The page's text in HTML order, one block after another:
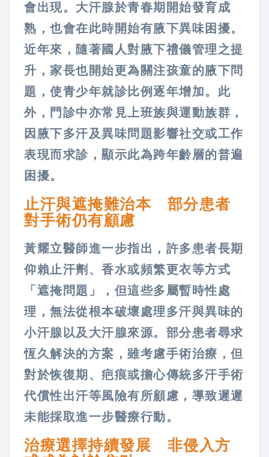
會出現。大汗腺於青春期開始發育成
熟，也會在此時開始有腋下異味困擾。
近年來，隨著國人對腋下禮儀管理之提
升，家長也開始更為關注孩童的腋下問
題，使青少年就診比例逐年增加。此
外，門診中亦常見上班族與運動族群，
因腋下多汗及異味問題影響社交或工作
表現而求診，顯示此為跨年齡層的普遍
困擾。
止汗與遮掩難治本 部分患者
對手術仍有顧慮
黃耀立醫師進一步指出，許多患者長期
仰賴止汗劑、香水或頻繁更衣等方式
「遮掩問題」，但這些多屬暫時性處
理，無法從根本破壞處理多汗與異味的
小汗腺以及大汗腺來源。部分患者尋求
恆久解決的方案，雖考慮手術治療，但
對於恢復期、疤痕或擔心傳統多汗手術
代償性出汗等風險有所顧慮，導致遲遲
未能採取進一步醫療行動。
治療選擇持續發展 非侵入方